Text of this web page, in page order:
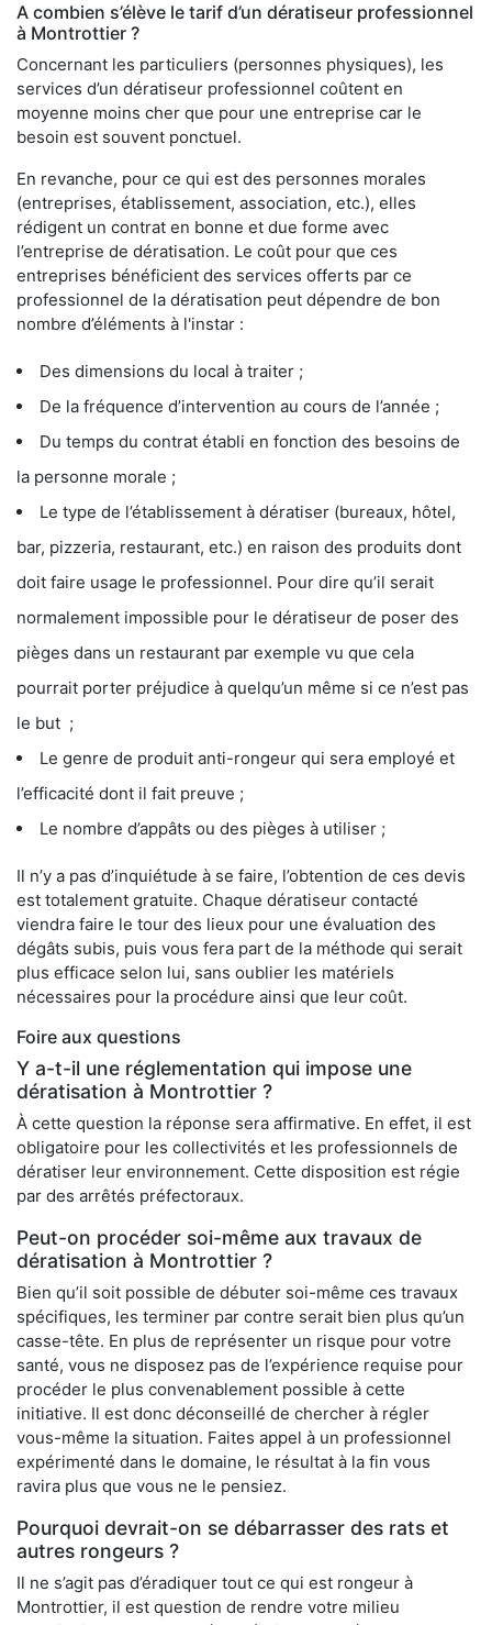
A combien s’élève le tarif d’un dératiseur professionnel
à Montrottier ?
Concernant les particuliers (personnes physiques), les
services d’un dératiseur professionnel coûtent en
moyenne moins cher que pour une entreprise car le
besoin est souvent ponctuel.
En revanche, pour ce qui est des personnes morales
(entreprises, établissement, association, etc.), elles
rédigent un contrat en bonne et due forme avec
l’entreprise de dératisation. Le coût pour que ces
entreprises bénéficient des services offerts par ce
professionnel de la dératisation peut dépendre de bon
nombre d’éléments à l'instar :
Des dimensions du local à traiter ;
De la fréquence d’intervention au cours de l’année ;
Du temps du contrat établi en fonction des besoins de
la personne morale ;
Le type de l’établissement à dératiser (bureaux, hôtel,
bar, pizzeria, restaurant, etc.) en raison des produits dont
doit faire usage le professionnel. Pour dire qu’il serait
normalement impossible pour le dératiseur de poser des
pièges dans un restaurant par exemple vu que cela
pourrait porter préjudice à quelqu’un même si ce n’est pas
le but ;
Le genre de produit anti-rongeur qui sera employé et
l’efficacité dont il fait preuve ;
Le nombre d’appâts ou des pièges à utiliser ;
Il n’y a pas d’inquiétude à se faire, l’obtention de ces devis
est totalement gratuite. Chaque dératiseur contacté
viendra faire le tour des lieux pour une évaluation des
dégâts subis, puis vous fera part de la méthode qui serait
plus efficace selon lui, sans oublier les matériels
nécessaires pour la procédure ainsi que leur coût.
Foire aux questions
Y a-t-il une réglementation qui impose une
dératisation à Montrottier ?
À cette question la réponse sera affirmative. En effet, il est
obligatoire pour les collectivités et les professionnels de
dératiser leur environnement. Cette disposition est régie
par des arrêtés préfectoraux.
Peut-on procéder soi-même aux travaux de
dératisation à Montrottier ?
Bien qu’il soit possible de débuter soi-même ces travaux
spécifiques, les terminer par contre serait bien plus qu’un
casse-tête. En plus de représenter un risque pour votre
santé, vous ne disposez pas de l’expérience requise pour
procéder le plus convenablement possible à cette
initiative. Il est donc déconseillé de chercher à régler
vous-même la situation. Faites appel à un professionnel
expérimenté dans le domaine, le résultat à la fin vous
ravira plus que vous ne le pensiez.
Pourquoi devrait-on se débarrasser des rats et
autres rongeurs ?
Il ne s’agit pas d’éradiquer tout ce qui est rongeur à
Montrottier, il est question de rendre votre milieu